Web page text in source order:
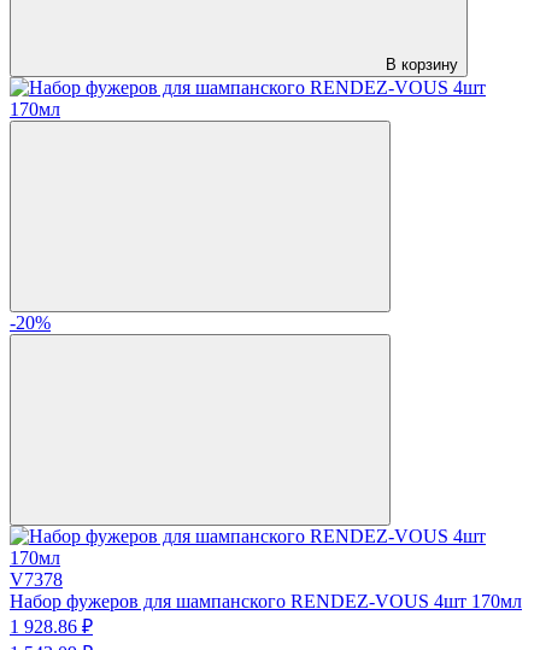
В корзину
-20%
V7378
Набор фужеров для шампанского RENDEZ-VOUS 4шт 170мл
1 928.86 ₽